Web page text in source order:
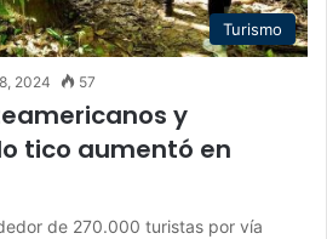
Turismo
2024 57
y
tico aumentó en
de 270.000 turistas por vía